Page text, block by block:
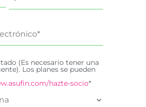
(Es necesario tener una
Los planes se pueden
hazte-socio*